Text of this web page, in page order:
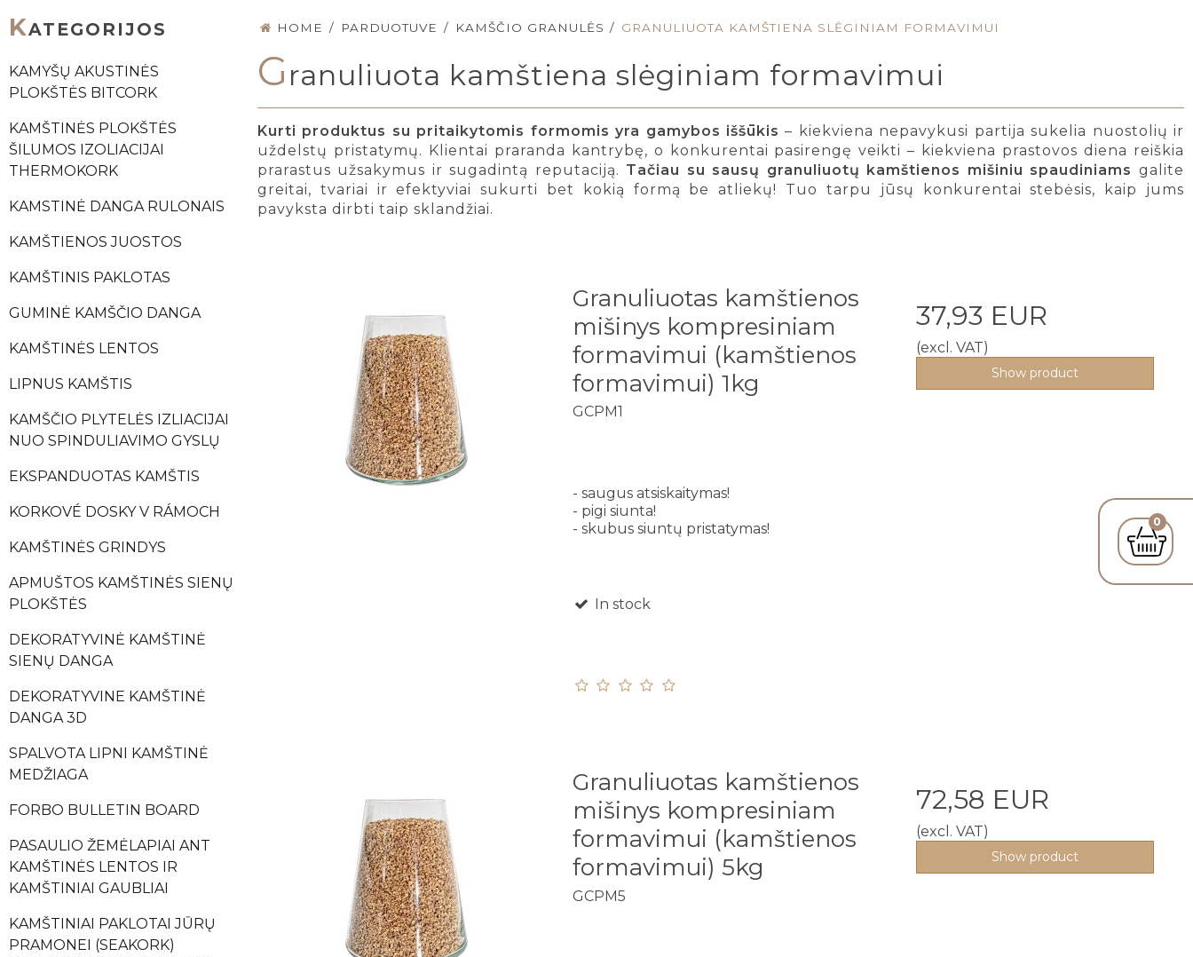
0
KATEGORIJOS
KAMYŠŲ AKUSTINĖS
PLOKŠTĖS BITCORK
KAMŠTINĖS PLOKŠTĖS
ŠILUMOS IZOLIACIJAI
THERMOKORK
KAMSTINĖ DANGA RULONAIS
KAMŠTIENOS JUOSTOS
KAMŠTINIS PAKLOTAS
GUMINĖ KAMŠČIO DANGA
KAMŠTINĖS LENTOS
LIPNUS KAMŠTIS
KAMŠČIO PLYTELĖS IZLIACIJAI
NUO SPINDULIAVIMO GYSLŲ
EKSPANDUOTAS KAMŠTIS
KORKOVÉ DOSKY V RÁMOCH
KAMŠTINĖS GRINDYS
APMUŠTOS KAMŠTINĖS SIENŲ
PLOKŠTĖS
DEKORATYVINĖ KAMŠTINĖ
SIENŲ DANGA
DEKORATYVINE KAMŠTINĖ
DANGA 3D
SPALVOTA LIPNI KAMŠTINĖ
MEDŽIAGA
FORBO BULLETIN BOARD
PASAULIO ŽEMĖLAPIAI ANT
KAMŠTINĖS LENTOS IR
KAMŠTINIAI GAUBLIAI
KAMŠTINIAI PAKLOTAI JŪRŲ
PRAMONEI (SEAKORK)
HOME / PARDUOTUVE / KAMŠČIO GRANULĖS / GRANULIUOTA KAMŠTIENA SLĖGINIAM FORMAVIMUI
G ranuliuota kamštiena slėginiam formavimui
Kurti produktus su pritaikytomis formomis yra gamybos iššūkis – kiekviena nepavykusi partija sukelia nuostolių ir
uždelstų pristatymų. Klientai praranda kantrybę, o konkurentai pasirengę veikti – kiekviena prastovos diena reiškia
prarastus užsakymus ir sugadintą reputaciją. Tačiau su sausų granuliuotų kamštienos mišiniu spaudiniams galite
greitai, tvariai ir efektyviai sukurti bet kokią formą be atliekų! Tuo tarpu jūsų konkurentai stebėsis, kaip jums
pavyksta dirbti taip sklandžiai.
Granuliuotas kamštienos
mišinys kompresiniam
formavimui (kamštienos
formavimui) 1kg
GCPM1
- saugus atsiskaitymas!
- pigi siunta!
- skubus siuntų pristatymas!
In stock
37,93 EUR
(excl. VAT)
Show product
Granuliuotas kamštienos
mišinys kompresiniam
formavimui (kamštienos
formavimui) 5kg
GCPM5
72,58 EUR
(excl. VAT)
Show product